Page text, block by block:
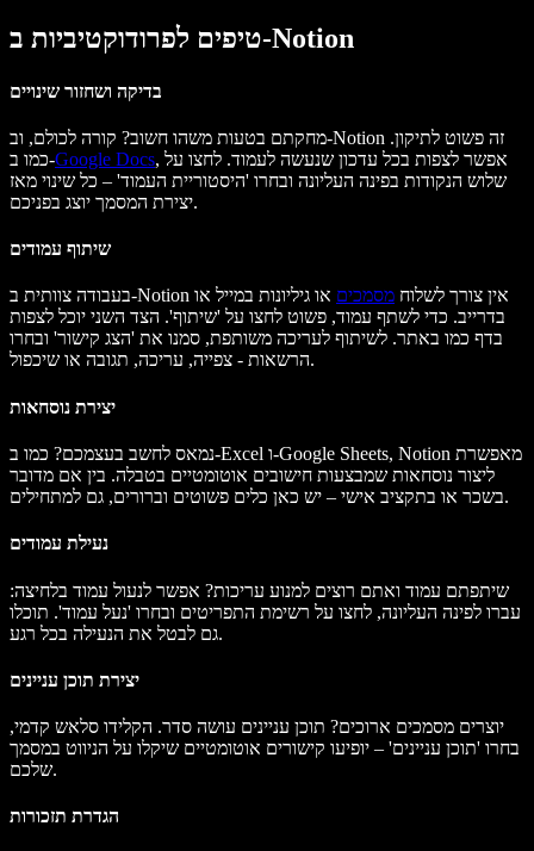
טיפים לפרודוקטיביות ב-Notion
בדיקה ושחזור שינויים
מחקתם בטעות משהו חשוב? קורה לכולם, וב-Notion זה פשוט לתיקון.
כמו ב-Google Docs, אפשר לצפות בכל עדכון שנעשה לעמוד. לחצו על
שלוש הנקודות בפינה העליונה ובחרו 'היסטוריית העמוד' – כל שינוי מאז
יצירת המסמך יוצג בפניכם.
שיתוף עמודים
בעבודה צוותית ב-Notion אין צורך לשלוח מסמכים או גיליונות במייל או
בדרייב. כדי לשתף עמוד, פשוט לחצו על 'שיתוף'. הצד השני יוכל לצפות
בדף כמו באתר. לשיתוף לעריכה משותפת, סמנו את 'הצג קישור' ובחרו
הרשאות - צפייה, עריכה, תגובה או שיכפול.
יצירת נוסחאות
נמאס לחשב בעצמכם? כמו ב-Excel ו-Google Sheets, Notion מאפשרת
ליצור נוסחאות שמבצעות חישובים אוטומטיים בטבלה. בין אם מדובר
בשכר או בתקציב אישי – יש כאן כלים פשוטים וברורים, גם למתחילים.
נעילת עמודים
שיתפתם עמוד ואתם רוצים למנוע עריכות? אפשר לנעול עמוד בלחיצה:
עברו לפינה העליונה, לחצו על רשימת התפריטים ובחרו 'נעל עמוד'. תוכלו
גם לבטל את הנעילה בכל רגע.
יצירת תוכן עניינים
יוצרים מסמכים ארוכים? תוכן עניינים עושה סדר. הקלידו סלאש קדמי,
בחרו 'תוכן עניינים' – יופיעו קישורים אוטומטיים שיקלו על הניווט במסמך
שלכם.
הגדרת תזכורות